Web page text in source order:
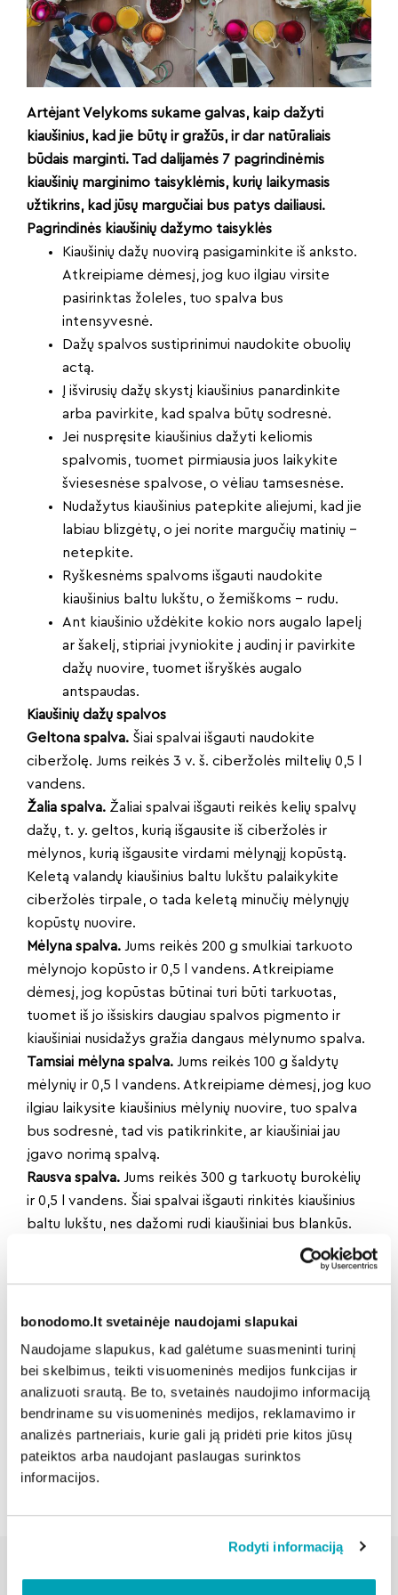
bonodomo.lt svetainėje naudojami slapukai
Naudojame slapukus, kad galėtume suasmeninti turinį
bei skelbimus, teikti visuomeninės medijos funkcijas ir
analizuoti srautą. Be to, svetainės naudojimo informaciją
bendriname su visuomeninės medijos, reklamavimo ir
analizės partneriais, kurie gali ją pridėti prie kitos jūsų
pateiktos arba naudojant paslaugas surinktos
informacijos.
Rodyti informaciją
Artėjant Velykoms sukame galvas, kaip dažyti
kiaušinius, kad jie būtų ir gražūs, ir dar natūraliais
būdais marginti. Tad dalijamės 7 pagrindinėmis
kiaušinių marginimo taisyklėmis, kurių laikymasis
užtikrins, kad jūsų margučiai bus patys dailiausi.
Pagrindinės kiaušinių dažymo taisyklės
Kiaušinių dažų nuovirą pasigaminkite iš anksto.
Atkreipiame dėmesį, jog kuo ilgiau virsite
pasirinktas žoleles, tuo spalva bus
intensyvesnė.
Dažų spalvos sustiprinimui naudokite obuolių
actą.
Į išvirusių dažų skystį kiaušinius panardinkite
arba pavirkite, kad spalva būtų sodresnė.
Jei nuspręsite kiaušinius dažyti keliomis
spalvomis, tuomet pirmiausia juos laikykite
šviesesnėse spalvose, o vėliau tamsesnėse.
Nudažytus kiaušinius patepkite aliejumi, kad jie
labiau blizgėtų, o jei norite margučių matinių –
netepkite.
Ryškesnėms spalvoms išgauti naudokite
kiaušinius baltu lukštu, o žemiškoms – rudu.
Ant kiaušinio uždėkite kokio nors augalo lapelį
ar šakelį, stipriai įvyniokite į audinį ir pavirkite
dažų nuovire, tuomet išryškės augalo
antspaudas.
Kiaušinių dažų spalvos
Geltona spalva. Šiai spalvai išgauti naudokite
ciberžolę. Jums reikės 3 v. š. ciberžolės miltelių 0,5 l
vandens.
Žalia spalva. Žaliai spalvai išgauti reikės kelių spalvų
dažų, t. y. geltos, kurią išgausite iš ciberžolės ir
mėlynos, kurią išgausite virdami mėlynąjį kopūstą.
Keletą valandų kiaušinius baltu lukštu palaikykite
ciberžolės tirpale, o tada keletą minučių mėlynųjų
kopūstų nuovire.
Mėlyna spalva. Jums reikės 200 g smulkiai tarkuoto
mėlynojo kopūsto ir 0,5 l vandens. Atkreipiame
dėmesį, jog kopūstas būtinai turi būti tarkuotas,
tuomet iš jo išsiskirs daugiau spalvos pigmento ir
kiaušiniai nusidažys gražia dangaus mėlynumo spalva.
Tamsiai mėlyna spalva. Jums reikės 100 g šaldytų
mėlynių ir 0,5 l vandens. Atkreipiame dėmesį, jog kuo
ilgiau laikysite kiaušinius mėlynių nuovire, tuo spalva
bus sodresnė, tad vis patikrinkite, ar kiaušiniai jau
įgavo norimą spalvą.
Rausva spalva. Jums reikės 300 g tarkuotų burokėlių
ir 0,5 l vandens. Šiai spalvai išgauti rinkitės kiaušinius
baltu lukštu, nes dažomi rudi kiaušiniai bus blankūs.
Jums reikės 30 g kinrožių
arbatos ir 0,5 l vandens. Rinkdamiesi kiaušinius rudu
o rinkdamiesi baltu – levandų.
Dalintis naujiena:
Atgal